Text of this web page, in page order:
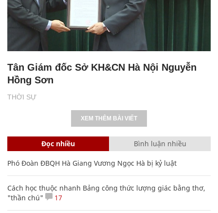
THỜI SỰ
Tân Giám đốc Sở KH&CN Hà Nội Nguyễn
Hồng Sơn
XEM THÊM BÀI VIẾT
Đọc nhiều Bình luận nhiều
Phó Đoàn ĐBQH Hà Giang Vương Ngọc Hà bị kỷ luật
Cách học thuộc nhanh Bảng công thức lượng giác bằng thơ,
"thần chú"
17